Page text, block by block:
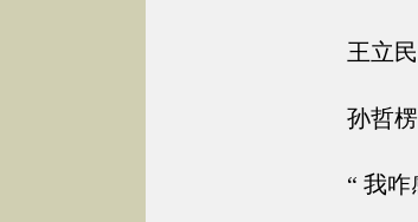
王立民
孙哲楞
“ 我咋